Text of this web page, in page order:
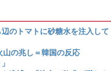
のトマトに砂糖水を注入して
の兆し＝韓国の反応